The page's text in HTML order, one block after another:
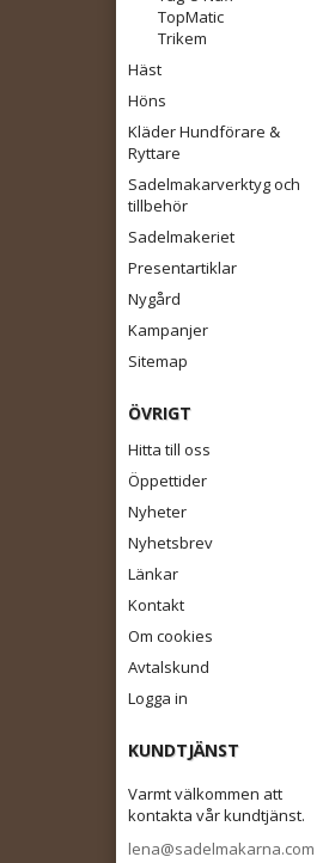
TopMatic
Trikem
Häst
Höns
Kläder Hundförare &
Ryttare
Sadelmakarverktyg och
tillbehör
Sadelmakeriet
Presentartiklar
Nygård
Kampanjer
Sitemap
ÖVRIGT
Hitta till oss
Öppettider
Nyheter
Nyhetsbrev
Länkar
Kontakt
Om cookies
Avtalskund
Logga in
KUNDTJÄNST
Varmt välkommen att
kontakta vår kundtjänst.
lena@sadelmakarna.com